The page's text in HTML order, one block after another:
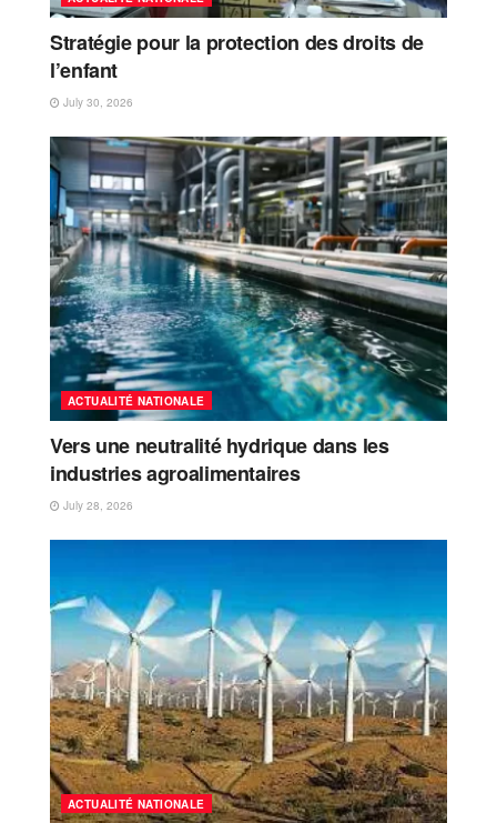
Stratégie pour la protection des droits de
l’enfant
July 30, 2026
ACTUALITÉ NATIONALE
Vers une neutralité hydrique dans les
industries agroalimentaires
July 28, 2026
ACTUALITÉ NATIONALE